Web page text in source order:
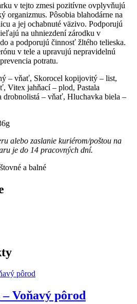
v tejto zmesi pozitívne ovplyvňujú
organizmus. Pôsobia blahodárne na
a jej ochabnuté väzivo. Podporujú
na uhniezdení zárodku v
a podporujú činnosť žltého telieska.
v tele a upravujú nepravidelnú
potratu.
– vňať, Skorocel kopijovitý – list,
Vitex jahňací – plod, Pastala
drobnolistá – vňať, Hluchavka biela –
alebo zaslanie kuriérom/poštou na
je do 14 pracovných dní.
a balné
– Voňavý pôrod